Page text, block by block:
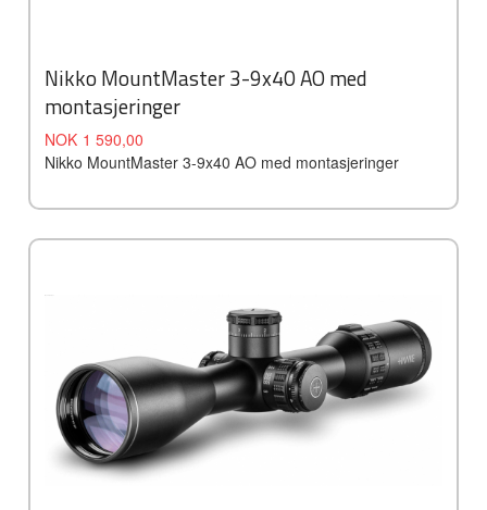
Nikko MountMaster 3-9x40 AO med
montasjeringer
Tilbud
NOK 1 590,00Rabatt
Nikko MountMaster 3-9x40 AO med montasjeringer